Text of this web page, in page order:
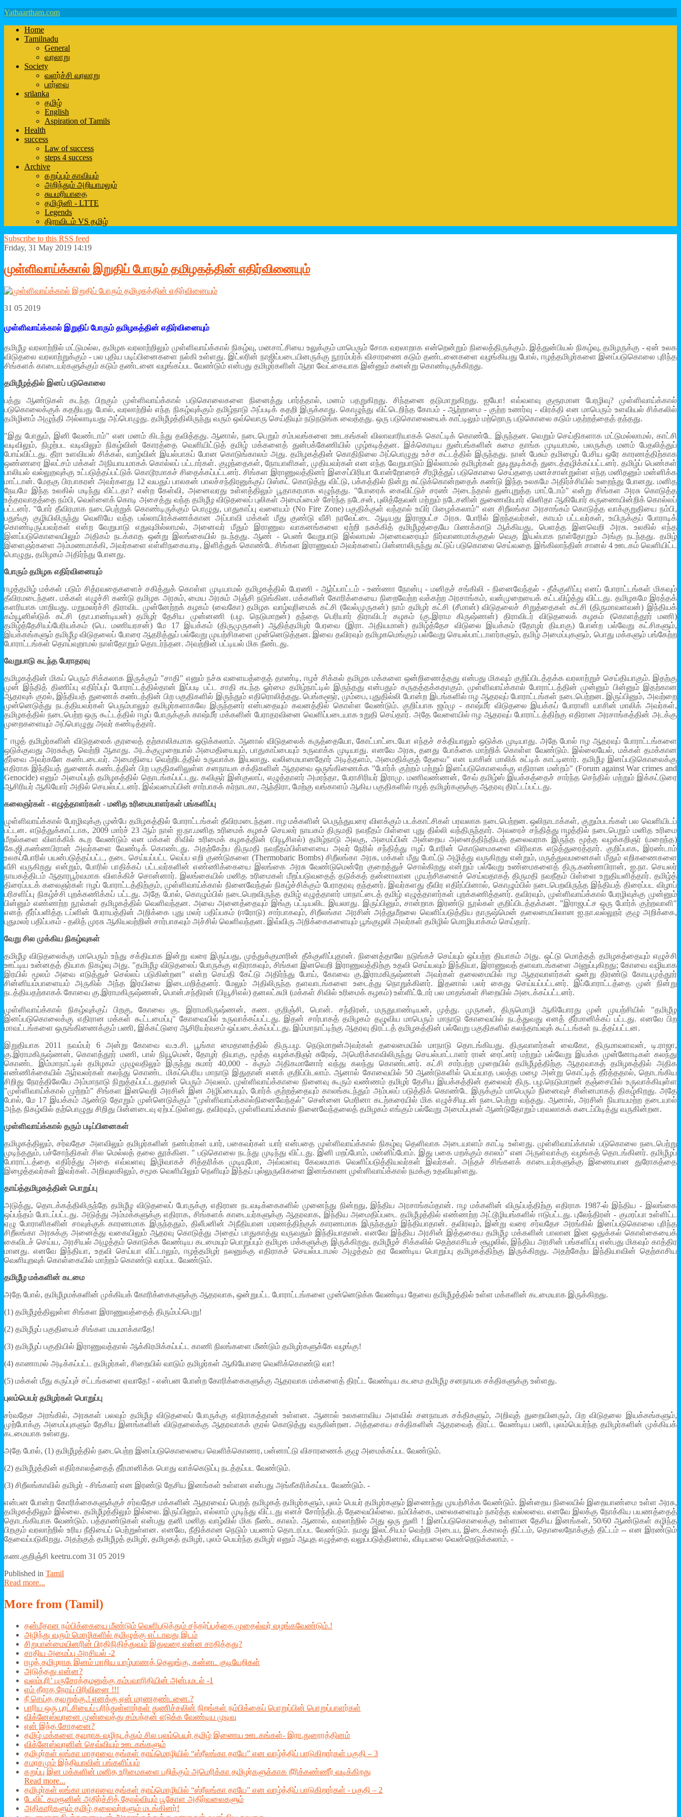
Yathaartham.com
Home
Tamilnadu
General
வரலாறு
Society
வளர்ச்சி வரலாறு
பார்வை
srilanka
தமிழ்
English
Aspiration of Tamils
Health
success
Law of success
steps 4 success
Archive
கறுப்பும் காவியும்
அறிந்தும் அறியாமலும்
சுயமரியாதை
தமிழினி - LTTE
Legends
திராவிடம் VS தமிழ்
Subscribe to this RSS feed
Friday, 31 May 2019 14:19
முள்ளிவாய்க்கால் இறுதிப் போரும் தமிழகத்தின் எதிர்வினையும்
31 05 2019
முள்ளிவாய்க்கால் இறுதிப் போரும் தமிழகத்தின் எதிர்வினையும்
தமிழீழ வரலாற்றில் மட்டுமல்ல, தமிழக வரலாற்றிலும் முள்ளிவாய்க்கால் நிகழ்வு, மனசாட்சியை உலுக்கும் மாபெரும் சோக வரலாறாக என்றென்றும் நிலைத்திருக்கும். இத்துன்பியல் நிகழ்வு, தமிழருக்கு - ஏன் உலக
விடுதலை வரலாற்றுக்கும் - பல புதிய படிப்பினைகளை நல்கி உள்ளது. இட்லரின் நாஜிப்படையினருக்கு நூரம்பர்க் விசாரணை கடும் தண்டனைகளை வழங்கியது போல், ஈழத்தமிழர்களை இனப்படுகொலை புரிந்த
சிங்களக் காடையர்களுக்கும் கடும் தண்டனை வழங்கப்பட வேண்டும் என்பது தமிழர்களின் ஆறா வேட்கையாக இன்னும் கனன்று கொண்டிருக்கிறது.
தமிழீழத்தில் இனப் படுகொலை
பத்து ஆண்டுகள் கடந்த பிறகும் முள்ளிவாய்க்கால் படுகொலைகளை நினைத்து பார்த்தால், மனம் பதறுகிறது. சிந்தனை தடுமாறுகிறது. ஐயோ! எவ்வளவு குரூரமான பேரழிவு? முள்ளிவாய்க்கால்
படுகொலைக்குக் கதறியது போல், வரலாற்றில் எந்த நிகழ்வுக்கும் தமிழ்நாடு அப்படிக் கதறி இருக்காது. கொழுந்து விட்டெறிந்த கோபம் - ஆற்றாமை - குற்ற உணர்வு - விரக்தி என மாபெரும் உளவியல் சிக்கலில்
தமிழினம் அழுந்தி அல்லாடியது அப்பொழுது. தமிழீழத்திலிருந்து வரும் ஒவ்வொரு செய்தியும் நடுநடுங்க வைத்தது. ஒரு படுகொலையைக் காட்டிலும் மற்றொரு படுகொலை கடும் பதற்றத்தைத் தந்தது.
"இது போதும், இனி வேண்டாம்" என மனம் கிடந்து தவித்தது. ஆனால், நடைபெறும் சம்பவங்களை ஊடகங்கள் விலாவாரியாகக் கொட்டிக் கொண்டே இருந்தன. வெறும் செய்திகளாக மட்டுமல்லாமல், காட்சி
வடிவிலும், நிழற்பட வடிவிலும் நிகழ்வின் கோரத்தை வெளியிட்டுத் தமிழ் மக்களைத் துன்பக்கேணியில் முழ்கடித்தன. இக்கொடிய துன்பங்களின் சுமை தாங்க முடியாமல், பலருக்கு மனம் பேதலித்துப்
போய்விட்டது. தீரா உளவியல் சிக்கல், வாழ்வின் இயல்பாகப் போன கொடுங்காலம் அது. தமிழகத்தின் கொதிநிலை அப்பொழுது உச்ச கட்டத்தில் இருந்தது. நான் பேசும் தமிழைப் பேசிய ஒரே காரணத்திற்காக
ஒண்ணரை இலட்சம் மக்கள் அநியாயமாகக் கொல்லப் பட்டார்கள். குழந்தைகள், நோயாளிகள், முதியவர்கள் என எந்த வேறுபாடும் இல்லாமல் தமிழர்கள் துடிதுடிக்கத் துடைத்தழிக்கப்பட்டனர். தமிழ்ப் பெண்கள்
பாலியல் வல்லுறவுக்கு உட்படுத்தப்பட்டுக் கொடூரமாகச் சிதைக்கப்பட்டனர். சிங்கள இராணுவத்தினர் இசைப்பிரியா போன்றோரைச் சீரழித்துப் படுகொலை செய்ததை மனச்சான்றுள்ள எந்த மனிதனும் மன்னிக்க
மாட்டான். மேதகு பிரபாகரன் அவர்களது 12 வயதுப் பாலகன் பாலச்சந்திரனுக்குப் பிஸ்கட் கொடுத்து விட்டு, பக்கத்தில் நின்று சுட்டுக்கொன்றதைக் கண்டு இந்த உலகமே அதிர்ச்சியில் உறைந்து போனது. மனித
நேயமே இந்த உலகில் மடிந்து விட்டதா? என்ற கேள்வி, அனைவரது உள்ளத்திலும் பூதாகரமாக எழுந்தது. "போரைக் கைவிட்டுச் சரண் அடைந்தால் துன்புறுத்த மாட்டோம்" என்று சிங்கள அரசு கொடுத்த
உத்தரவாதத்தை நம்பி, வெள்ளைக் கொடி அசைத்து வந்த தமிழீழ விடுதலைப் புலிகள் அமைப்பைச் சேர்ந்த நடேசன், புலித்தேவன் மற்றும் நடேசனின் துணைவியார் வினிதா ஆகியோர் கருணையின்றிக் கொல்லப்
பட்டனர். "போர் தீவிரமாக நடைபெற்றுக் கொண்டிருக்கும் பொழுது, பாதுகாப்பு வளையம் (No Fire Zone) பகுதிக்குள் வந்தால் உயிர் பிழைக்கலாம்" என சிறீலங்கா அரசாங்கம் கொடுத்த வாக்குறுதியை நம்பி,
பதுங்கு குழியிலிருந்து வெளியே வந்த பல்லாயிரக்கணக்கான அப்பாவி மக்கள் மீது குண்டு வீசி நரவேட்டை ஆடியது இராஜபட்ச அரசு. போரில் இறந்தவர்கள், காயம் பட்டவர்கள், உயிருக்குப் போராடிக்
கொண்டிருப்பவர்கள் என்ற வேறுபாடு எதுவுமில்லாமல், அனைவர் மீதும் இராணுவ வாகனங்களை ஏற்றி நசுக்கித் தமிழீழத்தையே பிணக்காடு ஆக்கியது, பெளத்த இனவெறி அரசு. உலகில் எந்த
இனப்படுகொலையிலும் அதிகம் நடக்காத ஒன்று இலங்கையில் நடந்தது. ஆண் - பெண் வேறுபாடு இல்லாமல் அனைவரையும் நிர்வாணமாக்குதல் வெகு இயல்பாக நாள்தோறும் அங்கு நடந்தது. தமிழ்
இளைஞர்களை அம்மணமாக்கி, அவர்களை எள்ளிநகையாடி, இளித்துக் கொண்டே சிங்கள இராணுவம் அவர்களைப் பின்னாலிருந்து சுட்டுப் படுகொலை செய்வதை இங்கிலாந்தின் சானல் 4 ஊடகம் வெளியிட்ட
பொழுது, தமிழகம் அதிர்ந்து போனது.
போரும் தமிழக எதிர்வினையும்
ஈழத்தமிழ் மக்கள் படும் சித்ரவதைகளைச் சகித்துக் கொள்ள முடியாமல் தமிழகத்தில் பேரணி - ஆர்ப்பாட்டம் - உண்ணா நோன்பு - மனிதச் சங்கிலி - நினைவேந்தல் - தீக்குளிப்பு எனப் போராட்டங்கள் மிகவும்
தீவிரமடைந்தன. மக்கள் எழுச்சி கண்டு தமிழக அரசும், மைய அரசும் அஞ்சி நடுங்கின. மக்களின் கோரிக்கையை நிறைவேற்ற வக்கற்ற அரசாங்கம், வன்முறையைக் கட்டவிழ்த்து விட்டது. தமிழகமே இரத்தக்
களரியாக மாறியது. மறுமலர்ச்சி திராவிட முன்னேற்றக் கழகம் (வைகோ) தமிழக வாழ்வுரிமைக் கட்சி (வேல்முருகன்) நாம் தமிழர் கட்சி (சீமான்) விடுதலைச் சிறுத்தைகள் கட்சி (திருமாவளவன்) இந்தியக்
கம்யூனிஸ்டுக் கட்சி (தா.பாண்டியன்) தமிழர் தேசிய முன்னணி (பழ. நெடுமாறன்) தந்தை பெரியார் திராவிடர் கழகம் (கு.இராம கிருஷ்ணன்) திராவிடர் விடுதலைக் கழகம் (கொளத்தூர் மணி)
தமிழ்த்தேசியப்பேரியக்கம் (பெ. மணியரசன்) மே 17 இயக்கம் (திருமுருகன்) ஆதித்தமிழர் பேரவை (இரா. அதியமான்) தமிழ்த்தேச விடுலை இயக்கம் (தோழர் தியாகு) போன்ற பல்வேறு கட்சிகளும்,
இயக்கங்களும் தமிழீழ விடுதலைப் போரை ஆதரித்துப் பல்வேறு முயற்சிகளை முன்னெடுத்தன. இவை தவிரவும் தமிழகமெங்கும் பல்வேறு செயல்பாட்டாளர்களும், தமிழ் அமைப்புகளும், பொது மக்களும் பங்கேற்ற
போராட்டங்கள் தொய்வுறாமல் நாள்தோறும் தொடர்ந்தன. அவற்றின் பட்டியல் மிக நீண்டது.
வேறுபாடு கடந்த பேராதரவு
தமிழகத்தின் மிகப் பெரும் சிக்கலாக இருக்கும் "சாதி" எனும் நச்சு வளையத்தைத் தாண்டி, ஈழச் சிக்கல் தமிழக மக்களை ஒன்றிணைத்தது என்பது மிகவும் குறிப்பிடத்தக்க வரலாற்றுச் செய்தியாகும். இதற்கு
முன் இந்தித் திணிப்பு எதிர்ப்புப் போராட்டத்தில்தான் இப்படி பட்ட சாதி கடந்த ஓர்மை தமிழ்நாட்டில் இருந்தது என்பதும் கருதத்தக்கதாகும். முள்ளிவாய்க்கால் போராட்டத்தின் முன்னும் பின்னும் இதற்கான
ஆதரவுக் குரல், இந்தியத் துணைக் கண்டத்தின் பிற பகுதிகளில் இருந்தும் எதிரொலித்தது. பெங்களூர், மும்பை, புதுதில்லி போன்ற இடங்களில் ஈழ ஆதரவுப் போராட்டங்கள் நடைபெற்றன. இருப்பினும், அவற்றை
முன்னெடுத்து நடத்தியவர்கள் பெரும்பாலும் தமிழர்களாகவே இருந்தனர் என்பதையும் கவனத்தில் கொள்ள வேண்டும். குறிப்பாக ஜம்மு - காஷ்மீர் விடுதலை இயக்கப் போராளி யாசின் மாலிக் அவர்கள்,
தமிழகத்தில் நடைபெற்ற ஒரு கூட்டத்தில் ஈழப் போருக்குக் காஷ்மீர் மக்களின் பேராதரவினை வெளிப்படையாக உறுதி செய்தார். அதே வேளையில் ஈழ ஆதரவுப் போராட்டத்திற்கு எதிரான அரசாங்கத்தின் அடக்கு
முறைகளையும் அப்பொழுது அவர் கண்டித்தார்.
" ஈழத் தமிழர்களின் விடுதலைக் குரலைத் தற்காலிகமாக ஒடுக்கலாம். ஆனால் விடுதலைக் கருத்தையோ, கோட்பாட்டையோ எந்தச் சக்தியாலும் ஒடுக்க முடியாது. அதே போல் ஈழ ஆதரவுப் போராட்டங்களை
ஒடுக்குவது அரசுக்கு வெற்றி ஆகாது. அடக்குமுறையால் அமைதியையும், பாதுகாப்பையும் உருவாக்க முடியாது. எனவே அரசு, தனது போக்கை மாற்றிக் கொள்ள வேண்டும். இல்லையேல், மக்கள் தமக்கான
தீர்வை அவர்களே கண்டடைவர். அமைதியை வெற்றிடத்தில் உருவாக்க இயலாது. வலிமையானதோர் அடித்தளம், அமைதிக்குத் தேவை" என யாசின் மாலிக் சுட்டிக் காட்டினார். தமிழீழ இனப்படுகொலைக்கு
எதிராக இந்தியத் துணைக் கண்டத்தின் பிற பகுதிகளிலுள்ள சனநாயக சக்திகளின் ஆதரவை ஒருங்கிணைக்க "போர்க் குற்றம் மற்றும் இனப்படுகொலைக்கு எதிரான மன்றம்" (Forum against War crimes and
Genocide) எனும் அமைப்புத் தமிழகத்தில் தொடங்கப்பட்டது. கவிஞர் இன்குலாப், எழுத்தாளர் அமரந்தா, பேராசிரியர் இராமு. மணிவண்ணன், சேவ் தமிழ்ஸ் இயக்கத்தைச் சார்ந்த செந்தில் மற்றும் இக்கட்டுரை
ஆசிரியர் ஆகியோர் அதில் செயல்பட்டனர். இவ்வமைப்பின் சார்பாகக் கர்நாடகா, ஆந்திரா, மேற்கு வங்காளம் ஆகிய பகுதிகளில் ஈழத் தமிழர்களுக்கு ஆதரவு திரட்டப்பட்டது.
கலைஞர்கள் - எழுத்தாளர்கள் - மனித உரிமையாளர்கள் பங்களிப்பு
முள்ளிவாய்க்கால் பேரழிவுக்கு முன்பே தமிழகத்தில் போராட்டங்கள் தீவிரமடைந்தன. ஈழ மக்களின் பெருந்துயரை விளக்கும் படக்காட்சிகள் பரவலாக நடைபெற்றன. ஒலிநாடாக்கள், குறும்படங்கள் பல வெளியிடப்
பட்டன. எடுத்துக்காட்டாக, 2009 மார்ச் 23 ஆம் நாள் ஐ.நா.மனித உரிமைக் கழகச் செயலர் நாயகம் திருமதி நவநீதம் பிள்ளை புது தில்லி வந்திருந்தார். அவரைச் சந்தித்து ஈழத்தில் நடைபெறும் மனித உரிமை
மீறல்களை விளக்கிக் கூற வேண்டும் என மக்கள் சிவில் உரிமைக் கழகத்தின் (பியூசிஎல்) தமிழ்நாடு அலகு, அமைப்பின் அன்றைய அனைத்திந்தியத் தலைவராக இருந்த மூத்த வழக்கறிஞர் (மறைந்த)
கே.ஜி.கண்ணபிரான் அவர்களை வேண்டிக் கொண்டது. அதற்கேற்ப திருமதி நவநீதம்பிள்ளையை அவர் நேரில் சந்தித்து ஈழப் போரின் கொடுமைகளை விரிவாக எடுத்துரைத்தார். குறிப்பாக, இரண்டாம்
உலகப்போரில் பயன்படுத்தப்பட்ட, தடை செய்யப்பட்ட வெப்ப எறி குண்டுகளை (Thermobaric Bombs) சிறீலங்கா அரசு, மக்கள் மீது போட்டு அழித்து வருகிறது என்றும், மருத்துவமனைகள் மீதும் எறிகணைகளை
வீசி வருகிறது என்றும், போரில் பாதிக்கப் பட்டவர்களின் எண்ணிக்கையை இலங்கை அரசு வேண்டுமென்றே குறைத்துச் சொல்கிறது என்றும் பல்வேறு உண்மைகளைத் திரு.கண்ணபிரான், ஐ.நா. செயலர்
நாயகத்திடம் ஆதாரபூர்வமாக விளக்கிச் சொன்னார். இலங்கையில் மனித உரிமைகள் மீறப்படுவதைத் தடுக்கத் தன்னாலான முயற்சிகளைச் செய்வதாகத் திருமதி நவநீதம் பிள்ளை உறுதியளித்தார். தமிழ்த்
திரைப்படக் கலைஞர்கள் ஈழப் போராட்டத்திற்கும், முள்ளிவாய்க்கால் நினைவேந்தல் நிகழ்ச்சிக்கும் பேராதரவு தந்தனர். இவர்களது தீவிர எதிர்ப்பினால், கொழும்பில் நடைபெறவிருந்த இந்தியத் திரைப்பட விழாப்
பரிசளிப்பு நிகழ்ச்சி புறக்கணிக்கப் பட்டது. அதே போல், கொழும்பில் நடைபெறவிருந்த தமிழ் எழுத்தாளர் மாநாட்டைத் தமிழ் எழுத்தாளர்கள் புறக்கணித்தனர். தவிரவும், முள்ளிவாய்க்கால் பேரழிவுக்கு முன்னும்
பின்னும் எண்ணற்ற நூல்கள் தமிழகத்தில் வெளிவந்தன. அவை அனைத்தையும் இங்கு பட்டியலிட இயலாது. இருப்பினும், சான்றாக இரண்டு நூல்கள் குறிப்பிடத்தக்கன. "இராஜபட்ச ஒரு போர்க் குற்றவாளி"
எனத் தீர்ப்பளித்த டப்ளின் பேராயத்தின் அறிக்கை புது மலர் பதிப்பகம் (ஈரோடு) சார்பாகவும், சிறீலங்கா அரசின் அத்துமீறலை வெளிப்படுத்திய தாருஷ்மென் தலைமையிலான ஐ.நா.வல்லுநர் குழு அறிக்கை,
புதுமலர் பதிப்பகம் - தலித் முரசு ஆகியவற்றின் சார்பாகவும் அச்சில் வெளிவந்தன. இவ்விரு அறிக்கைகளையும் பூங்குழலி அவர்கள் தமிழில் மொழியாக்கம் செய்தார்.
வேறு சில முக்கிய நிகழ்வுகள்
தமிழீழ விடுதலைக்கு மாபெரும் உந்து சக்தியாக இன்று வரை இருப்பது, முத்துக்குமாரின் தீக்குளிப்புதான். நினைத்தாலே நடுங்கச் செய்யும் ஒப்பற்ற தியாகம் அது. ஒட்டு மொத்தத் தமிழகத்தையும் எழுச்சி
ஊட்டிய உன்னதத் தியாக நிகழ்வு அது. "தமிழீழ விடுதலைப் போருக்கு எதிராகவும், சிங்கள இனவெறி இராணுவத்திற்கு உதவி செய்யவும் இந்தியா, இராணுவத் தளவாடங்களை அனுப்புகிறது; கோவை வழியாக
இரயில் மூலம் அவை எடுத்துச் செல்லப் படுகின்றன" என்ற செய்தி கேட்டு அதிர்ந்து போய், கோவை கு.இராமகிருஷ்ணன் அவர்கள் தலைமையில் ஈழ ஆதரவாளர்கள் ஒன்று திரண்டு கோயமுத்தூர்
சின்னியம்பாளையம் அருகில் அந்த இரயிலை இடைமறித்தனர். மேலும் அதிலிருந்த தளவாடங்களை உடைத்து நொறுக்கினர். இதனால் பலர் கைது செய்யப்பட்டனர். இப்போராட்டத்தை முன் நின்று
நடத்தியதற்காகக் கோவை கு.இராமகிருஷ்ணன், பொன்.சந்திரன் (பியூசிஎல்) தனலட்சுமி (மக்கள் சிவில் உரிமைக் கழகம்) உள்ளிட்டோர் பல மாதங்கள் சிறையில் அடைக்கப்பட்டனர்.
முள்ளிவாய்க்கால் நிகழ்வுக்குப் பிறகு, கோவை கு. இராமகிருஷ்ணன், கண. குறிஞ்சி, பொன். சந்திரன், மருதுபாண்டியன், முத்து. முருகன், திருமொழி ஆகியோரது முன் முயற்சியில் "தமிழீழ
இனப்படுகொலைக்கு எதிரான மக்கள் கூட்டமைப்பு" கோவையில் உருவாக்கப்பட்டது. இதன் சார்பாகத் தமிழகம் தழுவிய மாபெரும் மாநாடு கோவையில் நடத்துவது எனத் தீர்மானிக்கப் பட்டது. எனவே பிற
மாவட்டங்களை ஒருங்கிணைக்கும் பணி, இக்கட்டுரை ஆசிரியர்வசம் ஒப்படைக்கப்பட்டது. இம்மாநாட்டிற்கு ஆதரவு திரட்டத் தமிழகத்தின் பல்வேறு பகுதிகளில் கலந்தாய்வுக் கூட்டங்கள் நடத்தப்பட்டன.
இறுதியாக 2011 நவம்பர் 6 அன்று கோவை வ.உ.சி. பூங்கா மைதானத்தில் திரு.பழ. நெடுமாறன்அவர்கள் தலைமையில் மாநாடு தொடங்கியது. திருவாளர்கள் வைகோ, திருமாவளவன், டி.ராஜா,
கு.இராமகிருஷ்ணன், கொளத்தூர் மணி, பால் நியூமென், தோழர் தியாகு, மூத்த வழக்கறிஞர் சுரேஷ், அமெரிக்காவிலிருந்து செயல்பாட்டாளர் ரான் ரைட்னர் மற்றும் பல்வேறு இயக்க முன்னோடிகள் கலந்து
கொண்ட இம்மாநாட்டில் தமிழகம் முழுவதிலும் இருந்து சுமார் 40,000 - க்கும் அதிகமானோர் வந்து கலந்து கொண்டனர். கட்சி சார்பற்ற முறையில் தமிழீழத்திற்கு ஆதரவாகத் தமிழகத்தில் அதிக
எண்ணிக்கையில் ஆர்வலர்கள் கலந்து கொண்ட மிகப்பெரிய மாநாடு இதுதான் எனக் குறிப்பிடலாம். ஆனால் கோவையில் 50 ஆண்டுகளில் பெய்யாத பலத்த மழை அன்று கொட்டித் தீர்த்ததால், தொடங்கிய
சிறிது நேரத்திலேயே அம்மாநாடு நிறுத்தப்பட்டதுதான் பெரும் அவலம். முள்ளிவாய்க்காலை நினைவு கூரும் வண்ணம் தமிழர் தேசிய இயக்கத்தின் தலைவர் திரு. பழ.நெடுமாறன் தஞ்சையில் உருவாக்கியுள்ள
"முள்ளிவாய்க்கால் முற்றம்" சிங்கள இனவெறி அரசின் இன அழிப்பையும், போர்க் குற்றத்தையும் காலங்கடந்தும் அம்பலப் படுத்திக் கொண்டே இருக்கும் மாபெரும் நினைவுச் சின்னமாகத் திகழ்கிறது. அதே
போல், மே 17 இயக்கம் ஆண்டு தோறும் முன்னெடுக்கும் "முள்ளிவாய்க்கால்நினைவேந்தல்" சென்னை மெரினா கடற்கரையில் மிக எழுச்சியுடன் நடைபெற்று வந்தது. ஆனால், அரசின் நியாயமற்ற தடையால்
அந்த நிகழ்வில் தற்பொழுது சிறிது பின்னடைவு ஏற்பட்டுள்ளது. தவிரவும், முள்ளிவாய்க்கால் நினைவேந்தலைத் தமிழகம் எங்கும் பல்வேறு அமைப்புகள் ஆண்டுதோறும் பரவலாகக் கடைப்பிடித்து வருகின்றன.
முள்ளிவாய்க்கால் தரும் படிப்பினைகள்
தமிழகத்திலும், சர்வதேச அளவிலும் தமிழர்களின் நண்பர்கள் யார், பகைவர்கள் யார் என்பதை முள்ளிவாய்க்கால் நிகழ்வு தெளிவாக அடையாளம் காட்டி உள்ளது. முள்ளிவாய்க்கால் படுகொலை நடைபெற்று
முடிந்ததும், பச்சோந்திகள் சில மெல்லத் தலை தூக்கின. " படுகொலை நடந்து முடிந்து விட்டது. இனி மறப்போம், மன்னிப்போம். இது பகை மறக்கும் காலம்" என அருள்வாக்கு வழங்கத் தொடங்கினர். தமிழீழப்
போராட்டத்தை எதிர்த்து அதை எவ்வளவு இழிவாகச் சித்தரிக்க முடியுமோ, அவ்வளவு கேவலமாக வெளிப்படுத்தியவர்கள் இவர்கள். அந்தச் சிங்களக் காடையர்களுக்கு இணையான துரோகத்தை
இழைத்தவர்கள் இவர்கள். அறிவுலகிலும், சமூக வெளியிலும் நெளியும் இந்தப் புல்லுருவிகளை இனங்காண முள்ளிவாய்க்கால் நமக்கு உதவியுள்ளது.
தாய்த்தமிழகத்தின் பொறுப்பு
அடுத்து, தொடக்கத்திலிருந்தே தமிழீழ விடுதலைப் போருக்கு எதிரான நடவடிக்கைகளில் முனைந்து நின்றது, இந்திய அரசாங்கம்தான். ஈழ மக்களின் விருப்பத்திற்கு எதிராக 1987-ல் இந்திய - இலங்கை
ஒப்பந்தம் போடப்பட்டது. அடுத்து அம்மக்களுக்கு எதிராக, சிங்களக் காடையர்களுக்கு ஆதரவாக, இந்திய அமைதிப்படை தமிழீழத்தில் எண்ணற்ற அட்டூழியங்களில் ஈடுபட்டது. புலேந்திரன் - குமரப்பா உள்ளிட்ட
ஏழு போராளிகளின் சாவுக்குக் காரணமாக இருந்ததும், திலீபனின் அநீதியான மரணத்திற்குக் காரணமாக இருந்ததும் இந்தியாதான். தவிரவும், இன்று வரை சர்வதேச அரங்கில் இனப்படுகொலை புரிந்த
சிறீலங்கா அரசுக்கு அனைத்து வகையிலும் ஆதரவு கொடுத்து அதைப் பாதுகாத்து வருவதும் இந்தியாதான். எனவே இந்திய அரசின் இத்தகைய தமிழீழ மக்களின் பாலான இன ஒதுக்கல் கொள்கையைக்
கைவிடச் செய்ய, அரசியல் அழுத்தம் கொடுக்க வேண்டிய கடமையும் பொறுப்பும் தமிழக மக்களுக்கு இருக்கிறது. தமிழீழச் சிக்கலில் தெற்காசியச் சூழலில், இந்திய அரசின் பங்களிப்பு என்பது மிகவும் காத்திர
மானது. எனவே இந்தியா, உதவி செய்யா விட்டாலும், ஈழத்தமிழர் நலனுக்கு எதிராகச் செயல்படாமல் அழுத்தம் தர வேண்டிய பொறுப்பு தமிழகத்திற்கு இருக்கிறது. அதற்கேற்ப இந்தியாவின் தெற்காசிய
வெளியுறவுக் கொள்கையில் மாற்றம் கொண்டு வரப்பட வேண்டும்.
தமிழீழ மக்களின் கடமை
அதே போல், தமிழீழமக்களின் முக்கியக் கோரிக்கைகளுக்கு ஆதரவாக, ஒன்றுபட்ட போராட்டங்களை முன்னெடுக்க வேண்டிய தேவை தமிழீழத்தில் உள்ள மக்களின் கடமையாக இருக்கிறது.
(1) தமிழீழத்திலுள்ள சிங்கள இராணுவத்தைத் திரும்பப்பெறு!
(2) தமிழீழப் பகுதியைச் சிங்கள மயமாக்காதே!
(3) தமிழீழப் பகுதியில் இராணுவத்தால் ஆக்கிரமிக்கப்பட்ட காணி நிலங்களை மீண்டும் தமிழர்களுக்கே வழங்கு!
(4) காணாமல் அடிக்கப்பட்ட தமிழர்கள், சிறையில் வாடும் தமிழர்கள் ஆகியோரை வெளிக்கொண்டு வா!
(5) மக்கள் மீது கருப்புச் சட்டங்களை ஏவாதே! - என்பன போன்ற கோரிக்கைகளுக்கு ஆதரவாக மக்களைத் திரட்ட வேண்டிய கடமை தமிழீழ சனநாயக சக்திகளுக்கு உள்ளது.
புலம்பெயர் தமிழர்கள் பொறுப்பு
சர்வதேச அரங்கில், அரசுகள் பலவும் தமிழீழ விடுதலைப் போருக்கு எதிராகத்தான் உள்ளன. ஆனால் உலகளாவிய அளவில் சனநாயக சக்திகளும், அறிவுத் துறையினரும், பிற விடுதலை இயக்கங்களும்,
முற்போக்கு அமைப்புகளும் தேசிய இனங்களின் விடுதலைக்கு ஆதரவாகக் குரல் கொடுத்து வருகின்றன. அத்தகைய சக்திகளின் ஆதரவைத் திரட்ட வேண்டிய பணி, புலம்பெயர்ந்த தமிழர்களின் முக்கியக்
கடமையாக உள்ளது.
அதே போல், (1) தமிழீழத்தில் நடைபெற்ற இனப்படுகொலையை வெளிக்கொணர, பன்னாட்டு விசாரணைக் குழு அமைக்கப்பட வேண்டும்.
(2) தமிழீழத்தின் எதிர்காலத்தைத் தீர்மானிக்க பொது வாக்கெடுப்பு நடத்தப்பட வேண்டும்.
(3) சிறீலங்காவில் தமிழர் - சிங்களர் என இரண்டு தேசிய இனங்கள் உள்ளன என்பது அங்கீகரிக்கப்பட வேண்டும். -
என்பன போன்ற கோரிக்கைகளுக்குச் சர்வதேச மக்களின் ஆதரவைப் பெறத் தமிழகத் தமிழர்களும், புலம் பெயர் தமிழர்களும் இணைந்து முயற்சிக்க வேண்டும். இன்றைய நிலையில் இறையாண்மை உள்ள அரசு,
தமிழகத்திலும் இல்லை. தமிழீழத்திலும் இல்லை. இருப்பினும், எல்லாம் முடிந்து விட்டது எனச் சோர்ந்திடத் தேவையில்லை. நம்பிக்கை, மலைகளையும் நகர்த்த வல்லவை. எனவே இலக்கு நோக்கிய பயணத்தைத்
தொடங்கியாக வேண்டும். பத்தாண்டுகள் என்பது தனி மனித வாழ்வில் மிக நீண்ட காலம். ஆனால், வரலாற்றில் அது ஒரு துளி ! இனப்படுகொலைக்கு உள்ளான தேசிய இனங்கள், 50/60 ஆண்டுகள் கழிந்த
பிறகும் வரலாற்றில் உரிய நீதியைப் பெற்றுள்ளன. எனவே, நீதிக்கான நெடும் பயணம் தொடரப்பட வேண்டும். நமது இலட்சியம் வெற்றி அடைய, இடைக்காலத் திட்டம், தொலைநோக்குத் திட்டம் -- என இரண்டும்
தேவைப்படுகிறது. அதற்குத் தமிழீழத் தமிழர், தமிழகத் தமிழர், புலம் பெயர்ந்த தமிழர் எனும் ஆயுத எழுத்தை வலுப்படுத்தினால், விடியலை வென்றெடுக்கலாம். -
கண.குறிஞ்சி keetru.com 31 05 2019
Published in Tamil
Read more...
More from (Tamil)
தன்மீதான நம்பிக்கையை மீண்டும் வெளிபடுத்தும் சந்தர்ப்பத்தை முதைல்வர் வழங்கவேண்டும்.!
அழிந்து வரும் மொழிகளில் தமிழுக்கு எட்டாவது இடம்
சிறுபான்மையினரின் பிரதிநிதித்துவம் இதுவரை என்ன சாதித்தது?
சாதிய அமைப்பு அரசியல் -2
ஈழத் தமிழராக இனம் மாறிய யாழ்பாணத் தெலுங்கு, கன்னட குடியேறிகள்
அடுத்தது என்ன?
வலம்புரி’ புருசோத்தமனுக்கு கம்பவாரிதியின் அன்புமடல் -1
எம் தீராத நோய் பிரிவினை !!!
நீ செய்த தவறுக்கு.! எனக்கு ஏன் மரணதண்டனை.?
பாரிய ஒரு புரட்சியைப் புரிந்துள்ளார்கள் துணிச்சலின் நிறங்கள் நம்பிக்கைப் பொறுப்பின் பொறுப்பாளர்கள்
விக்னேஸ்வரனை முன்வைத்து சம்பந்தன் எடுக்க வேண்டிய முடிவு
ஏன் இந்த சோதனை?
தமிழ் மக்களை தவறாக வழிநடத்தும் சில புலம்பெயர் தமிழ் இணைய ஊடகங்கள்- இரா.துரைரத்தினம்
விக்னேஸ்வரனின் செவ்வியும் ஊடகங்களும்
தமிழர்கள் லங்கா மாதாவை தங்கள் தாய்மொழியில் “ஸ்ரீலங்கா தாயே” என வாழ்த்திப் பாடுகிறார்கள் பகுதி – 3
சமரசமும் இந்தியாவின் பங்களிப்பும்
கறுப்பு இன மக்களின் மனித உரிமைகளை பறிக்கும் அமெரிக்கா தமிழர்களுக்காக நீரிக்கண்ணீர் வடிக்கிறது
Read more...
தமிழர்கள் லங்கா மாதாவை தங்கள் தாய்மொழியில் “ஸ்ரீலங்கா தாயே” என வாழ்த்திப் பாடுகிறார்கள் - பகுதி – 2
டேவிட் கமரூனின் அதிர்ச்சித் தோல்வியும் பூகோள அதிர்வலைகளும்
அதிகாரிகளும் தமிழ் தலைவர்களும் மடங்கினர்!